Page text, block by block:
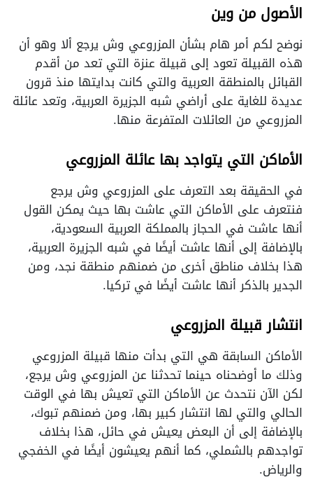
الأصول من وين
نوضح لكم أمر هام بشأن المزروعي وش يرجع ألا وهو أن
هذه القبيلة تعود إلى قبيلة عنزة التي تعد من أقدم
القبائل بالمنطقة العربية والتي كانت بدايتها منذ قرون
عديدة للغاية على أراضي شبه الجزيرة العربية، وتعد عائلة
المزروعي من العائلات المتفرعة منها.
الأماكن التي يتواجد بها عائلة المزروعي
في الحقيقة بعد التعرف على المزروعي وش يرجع
فنتعرف على الأماكن التي عاشت بها حيث يمكن القول
أنها عاشت في الحجاز بالمملكة العربية السعودية،
بالإضافة إلى أنها عاشت أيضًا في شبه الجزيرة العربية،
هذا بخلاف مناطق أخرى من ضمنهم منطقة نجد، ومن
الجدير بالذكر أنها عاشت أيضًا في تركيا.
انتشار قبيلة المزروعي
الأماكن السابقة هي التي بدأت منها قبيلة المزروعي
وذلك ما أوضحناه حينما تحدثنا عن المزروعي وش يرجع،
لكن الآن نتحدث عن الأماكن التي تعيش بها في الوقت
الحالي والتي لها انتشار كبير بها، ومن ضمنهم تبوك،
بالإضافة إلى أن البعض يعيش في حائل، هذا بخلاف
تواجدهم بالشملي، كما أنهم يعيشون أيضًا في الخفجي
والرياض.